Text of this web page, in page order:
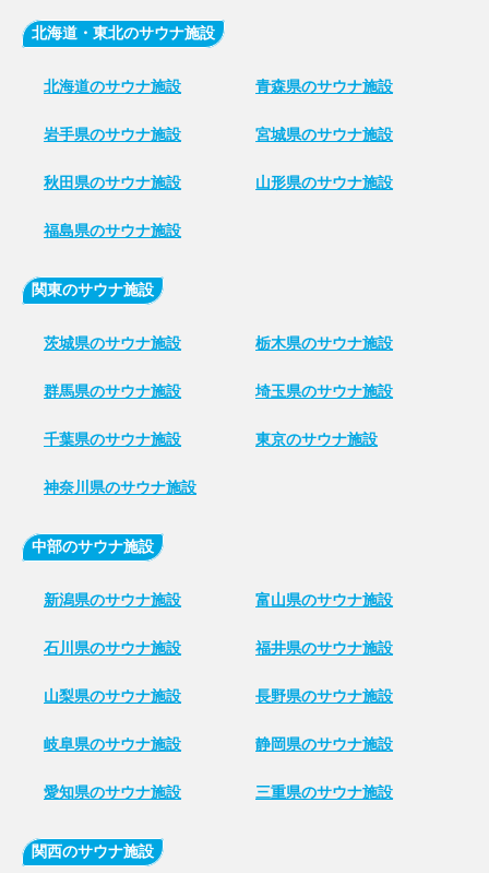
北海道・東北のサウナ施設
北海道のサウナ施設 青森県のサウナ施設
岩手県のサウナ施設 宮城県のサウナ施設
秋田県のサウナ施設 山形県のサウナ施設
福島県のサウナ施設
関東のサウナ施設
茨城県のサウナ施設 栃木県のサウナ施設
群馬県のサウナ施設 埼玉県のサウナ施設
千葉県のサウナ施設 東京のサウナ施設
神奈川県のサウナ施設
中部のサウナ施設
新潟県のサウナ施設 富山県のサウナ施設
石川県のサウナ施設 福井県のサウナ施設
山梨県のサウナ施設 長野県のサウナ施設
岐阜県のサウナ施設 静岡県のサウナ施設
愛知県のサウナ施設 三重県のサウナ施設
関西のサウナ施設